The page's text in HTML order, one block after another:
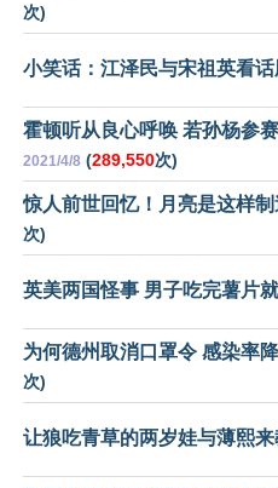
次)
小笑话：江泽民与宋祖英看话
霍顿听从良心呼唤 若孙杨参
2021/4/8 (289,550次)
惊人前世回忆！月亮是这样
次)
英美两国怪事 男子吃完薯片
为何德州取消口罩令 感染率
次)
让狼吃青草的两岁娃与薄熙